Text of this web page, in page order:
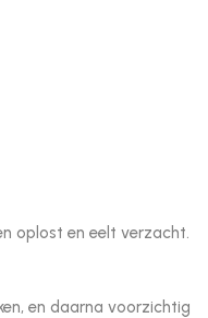
oplost en eelt verzacht.
en daarna voorzichtig